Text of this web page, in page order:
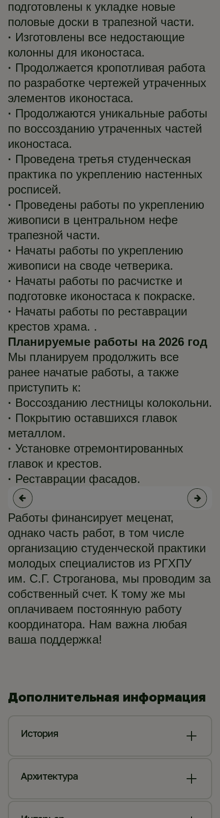
подготовлены к укладке новые
половые доски в трапезной части.
· Изготовлены все недостающие
колонны для иконостаса.
· Продолжается кропотливая работа
по разработке чертежей утраченных
элементов иконостаса.
· Продолжаются уникальные работы
по воссозданию утраченных частей
иконостаса.
· Проведена третья студенческая
практика по укреплению настенных
росписей.
· Проведены работы по укреплению
живописи в центральном нефе
трапезной части.
· Начаты работы по укреплению
живописи на своде четверика.
· Начаты работы по расчистке и
подготовке иконостаса к покраске.
· Начаты работы по реставрации
крестов храма. .
Планируемые работы на 2026 год
Мы планируем продолжить все
ранее начатые работы, а также
приступить к:
· Воссозданию лестницы колокольни.
· Покрытию оставшихся главок
металлом.
· Установке отремонтированных
главок и крестов.
· Реставрации фасадов.
Работы финансирует меценат,
однако часть работ, в том числе
организацию студенческой практики
молодых специалистов из РГХПУ
им. С.Г. Строганова, мы проводим за
собственный счет. К тому же мы
оплачиваем постоянную работу
координатора. Нам важна любая
ваша поддержка!
Дополнительная информация
История
Архитектура